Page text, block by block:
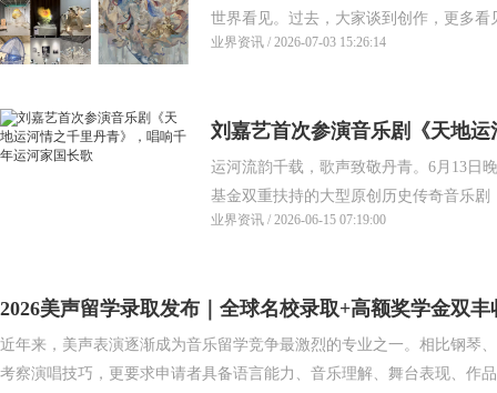
世界看见。过去，大家谈到创作，更多看
业界资讯 / 2026-07-03 15:26:14
刘嘉艺首次参演音乐剧《天地
年运河家国长歌
运河流韵千载，歌声致敬丹青。6月13日
基金双重扶持的大型原创历史传奇音乐剧
业界资讯 / 2026-06-15 07:19:00
2026美声留学录取发布｜全球名校录取+高额奖学金双
近年来，美声表演逐渐成为音乐留学竞争最激烈的专业之一。相比钢琴
考察演唱技巧，更要求申请者具备语言能力、音乐理解、舞台表现、作